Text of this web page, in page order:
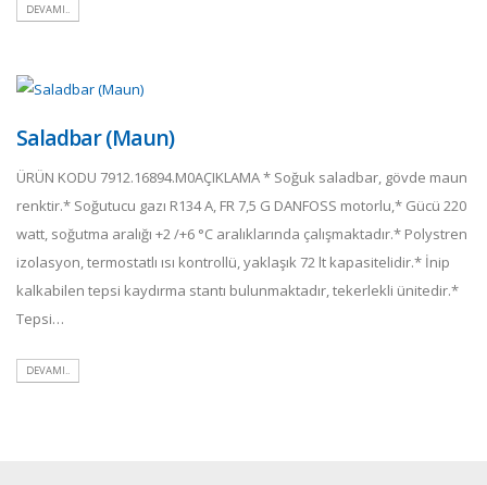
DEVAMI..
Saladbar (Maun)
ÜRÜN KODU 7912.16894.M0AÇIKLAMA * Soğuk saladbar, gövde maun
renktir.* Soğutucu gazı R134 A, FR 7,5 G DANFOSS motorlu,* Gücü 220
watt, soğutma aralığı +2 /+6 °C aralıklarında çalışmaktadır.* Polystren
izolasyon, termostatlı ısı kontrollü, yaklaşık 72 lt kapasitelidir.* İnip
kalkabilen tepsi kaydırma stantı bulunmaktadır, tekerlekli ünitedir.*
Tepsi…
DEVAMI..